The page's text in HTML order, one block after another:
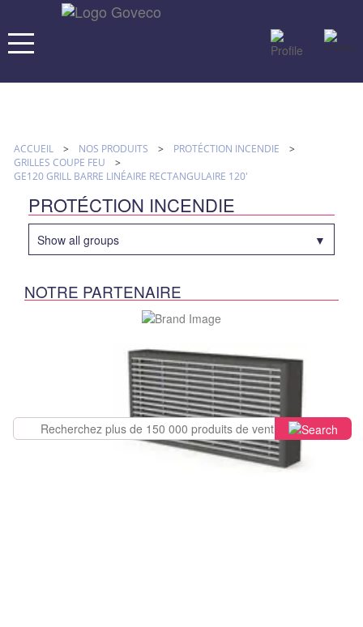
ACCUEIL > NOS PRODUITS > PROTÉCTION INCENDIE >
GRILLES COUPE FEU >
GE120 GRILL BARRE LINÉAIRE RECTANGULAIRE 120'
PROTÉCTION INCENDIE
Show all groups
NOTRE PARTENAIRE